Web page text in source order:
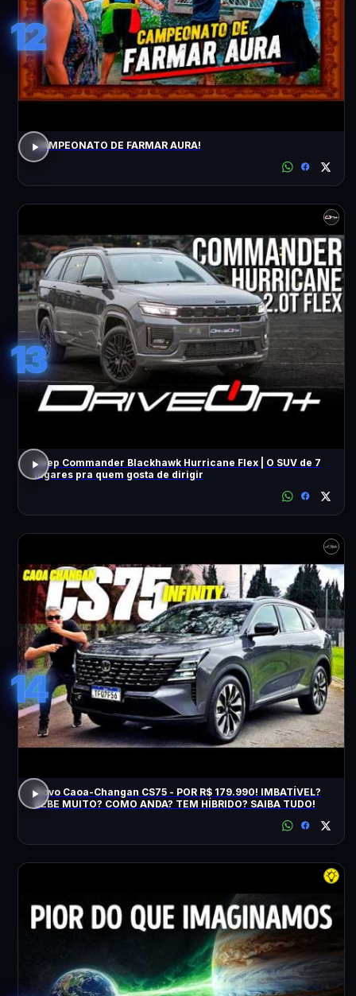
12
CAMPEONATO DE FARMAR AURA!
13
Jeep Commander Blackhawk Hurricane Flex | O SUV de 7
lugares pra quem gosta de dirigir
14
Novo Caoa-Changan CS75 - POR R$ 179.990! IMBATÍVEL?
BEBE MUITO? COMO ANDA? TEM HÍBRIDO? SAIBA TUDO!